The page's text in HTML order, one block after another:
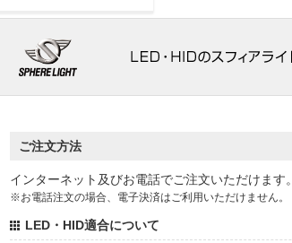
ご注文方法
インターネット及びお電話でご注文いただけます。
※お電話注文の場合、電子決済はご利用いただけません。
LED・HID適合について